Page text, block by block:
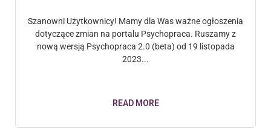
Szanowni Użytkownicy! Mamy dla Was ważne ogłoszenia
dotyczące zmian na portalu Psychopraca. Ruszamy z
nową wersją Psychopraca 2.0 (beta) od 19 listopada
2023...
READ MORE